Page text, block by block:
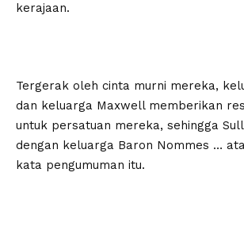
kerajaan.
Tergerak oleh cinta murni mereka,
dan keluarga Maxwell memberikan
untuk persatuan mereka, sehingga
dengan keluarga Baron Nommes …
kata pengumuman itu.